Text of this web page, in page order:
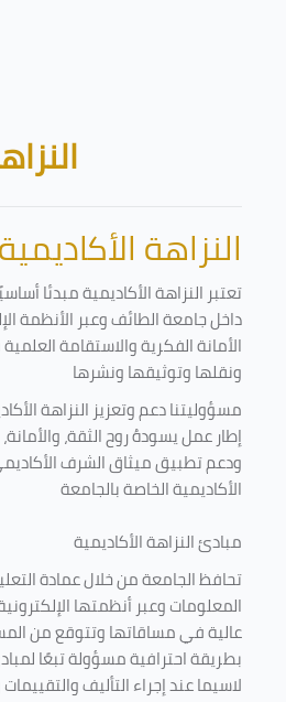
النزاهة
تعتبر النزاهة الأكاديمية مبدئا
داخل جامعة الطائف وعبر الأنظمة
الأمانة الفكرية والاستقامة
ونقلها وتوثيقها ونشرها
مسؤوليتنا دعم وتعزيز النزاهة
إطار عمل يسودهُ روح الثقة، والأمانة،
ودعم تطبيق ميثاق الشرف
الأكاديمية الخاصة بالجامعة
مبادئ النزاهة الأكاديمية
تحافظ الجامعة من خلال عمادة
المعلومات وعبر أنظمتها
عالية في مساقاتها وتتوقع من
بطريقة احترافية مسؤولة تبعًا
لاسيما عند إجراء التأليف